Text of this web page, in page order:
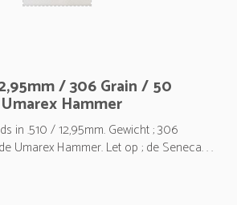
/ 306 Grain / 50
Hammer
in .510 / 12,95mm. Gewicht ; 306
Umarex Hammer. Let op ; de Seneca. . .